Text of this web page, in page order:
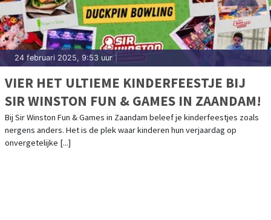
24 februari 2025, 9:53 uur |
VIER HET ULTIEME KINDERFEESTJE BIJ
SIR WINSTON FUN & GAMES IN ZAANDAM!
Bij Sir Winston Fun & Games in Zaandam beleef je kinderfeestjes zoals
nergens anders. Het is de plek waar kinderen hun verjaardag op
onvergetelijke [...]